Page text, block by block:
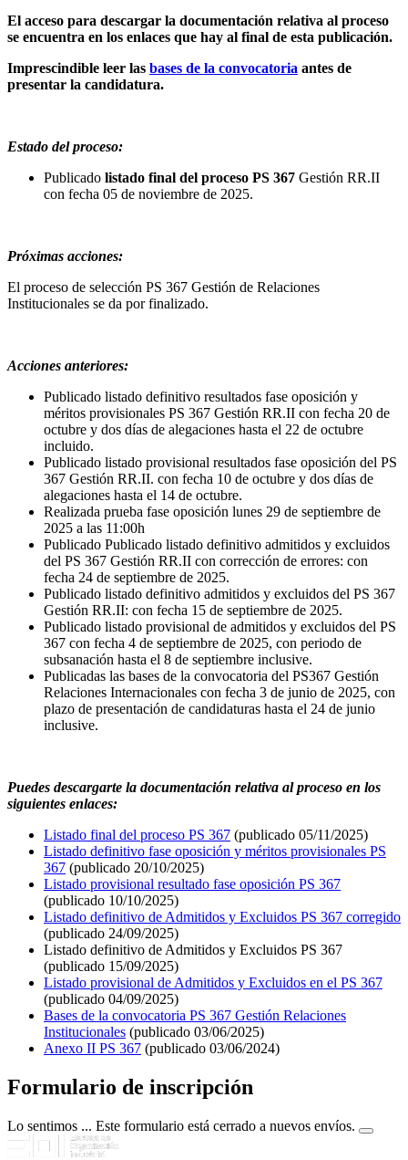
El acceso para descargar la documentación relativa al proceso
se encuentra en los enlaces que hay al final de esta publicación.
Imprescindible leer las bases de la convocatoria antes de
presentar la candidatura.
Estado del proceso:
Publicado listado final del proceso PS 367 Gestión RR.II
con fecha 05 de noviembre de 2025.
Próximas acciones:
El proceso de selección PS 367 Gestión de Relaciones
Institucionales se da por finalizado.
Acciones anteriores:
Publicado listado definitivo resultados fase oposición y
méritos provisionales PS 367 Gestión RR.II con fecha 20 de
octubre y dos días de alegaciones hasta el 22 de octubre
incluido.
Publicado listado provisional resultados fase oposición del PS
367 Gestión RR.II. con fecha 10 de octubre y dos días de
alegaciones hasta el 14 de octubre.
Realizada prueba fase oposición lunes 29 de septiembre de
2025 a las 11:00h
Publicado Publicado listado definitivo admitidos y excluidos
del PS 367 Gestión RR.II con corrección de errores: con
fecha 24 de septiembre de 2025.
Publicado listado definitivo admitidos y excluidos del PS 367
Gestión RR.II: con fecha 15 de septiembre de 2025.
Publicado listado provisional de admitidos y excluidos del PS
367 con fecha 4 de septiembre de 2025, con periodo de
subsanación hasta el 8 de septiembre inclusive.
Publicadas las bases de la convocatoria del PS367 Gestión
Relaciones Internacionales con fecha 3 de junio de 2025, con
plazo de presentación de candidaturas hasta el 24 de junio
inclusive.
Puedes descargarte la documentación relativa al proceso en los
siguientes enlaces:
Listado final del proceso PS 367 (publicado 05/11/2025)
Listado definitivo fase oposición y méritos provisionales PS
367 (publicado 20/10/2025)
Listado provisional resultado fase oposición PS 367
(publicado 10/10/2025)
Listado definitivo de Admitidos y Excluidos PS 367 corregido
(publicado 24/09/2025)
Listado definitivo de Admitidos y Excluidos PS 367
(publicado 15/09/2025)
Listado provisional de Admitidos y Excluidos en el PS 367
(publicado 04/09/2025)
Bases de la convocatoria PS 367 Gestión Relaciones
Institucionales (publicado 03/06/2025)
Anexo II PS 367 (publicado 03/06/2024)
Formulario de inscripción
Lo sentimos ... Este formulario está cerrado a nuevos envíos.